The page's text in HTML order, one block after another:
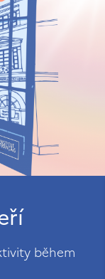
během